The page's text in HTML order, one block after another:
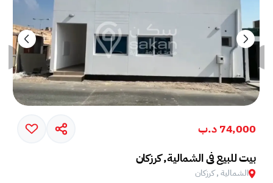
74,000 د.ب
بيت للبيع في الشمالية, كرزكان
الشمالية , كرزكان